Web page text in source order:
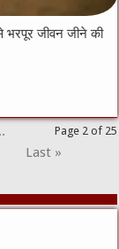
भरपूर जीवन जीने की
Page 2 of 25
Last »